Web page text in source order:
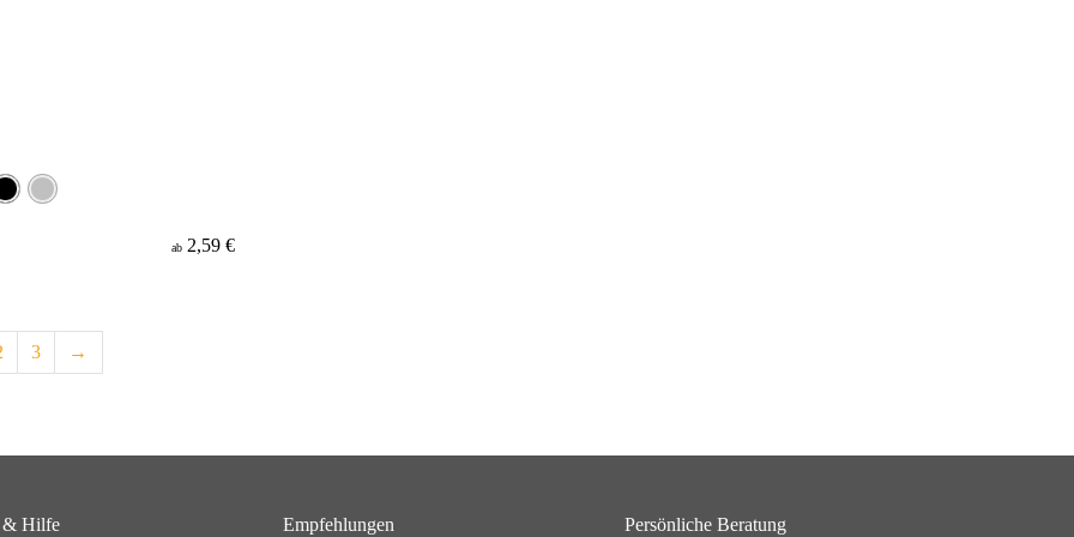
ab 2,59 €
3 →
& Hilfe Empfehlungen Persönliche Beratung